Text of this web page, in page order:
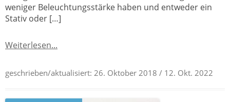
weniger Beleuchtungsstärke haben und entweder ein
Stativ oder […]
Weiterlesen...
geschrieben/aktualisiert: 26. Oktober 2018 / 12. Okt. 2022